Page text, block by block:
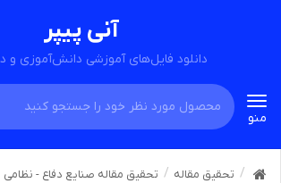
آنی پیپر
دانلود فایل‌های آموزشی دانش‌آموزی و
Toggle
navigation
منو
تحقیق مقاله تحقیق مقاله صنایع دفاع - نظامی